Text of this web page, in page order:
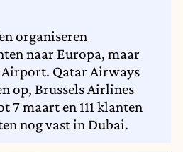
organiseren
naar Europa, maar
Airport. Qatar Airways
op, Brussels Airlines
7 maart en 111 klanten
nog vast in Dubai.